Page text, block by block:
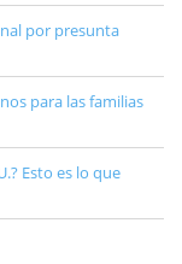
por presunta
para las familias
Esto es lo que